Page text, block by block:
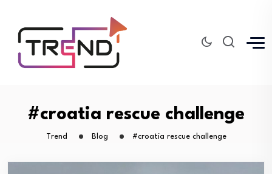
#croatia rescue challenge
Trend Blog #croatia rescue challenge